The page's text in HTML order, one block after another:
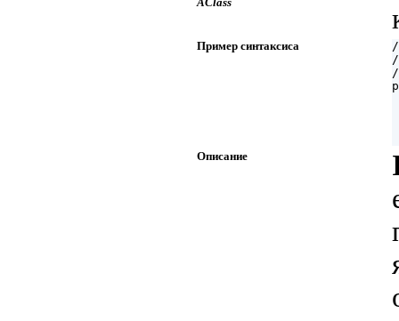
Пример синтаксиса
Описание